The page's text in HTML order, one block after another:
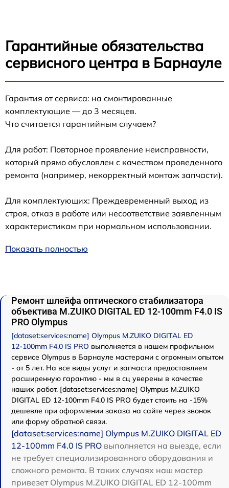
Гарантийные обязательства
сервисного центра в Барнауле
Гарантия от сервиса: на смонтированные
комплектующие — до 3 месяцев.
Что считается гарантийным случаем?
Для работ: Повторное проявление неисправности,
который прямо обусловлен с качеством проведенного
ремонта (например, некорректный монтаж запчасти).
Для комплектующих: Преждевременный выход из
строя, отказ в работе или несоответствие заявленным
характеристикам при нормальном использовании.
Показать полностью
Ремонт шлейфа оптического стабилизатора
объектива M.ZUIKO DIGITAL ED 12‑100mm F4.0 IS
PRO Olympus
[dataset:services:name] Olympus M.ZUIKO DIGITAL ED
12‑100mm F4.0 IS PRO выполняется в нашем профильном
сервисе Olympus в Барнауле мастерами с огромным опытом
- от 5 лет. На все виды услуг и запчасти предоставляем
расширенную гарантию - мы в сц уверены в качестве
наших работ. [dataset:services:name] Olympus M.ZUIKO
DIGITAL ED 12‑100mm F4.0 IS PRO будет стоить на -15%
дешевле при оформлении заказа на сайте через звонок
или форму обратной связи.
[dataset:services:name] Olympus M.ZUIKO DIGITAL ED
12‑100mm F4.0 IS PRO выполняется на выезде, если
не требует специализированного оборудования и
сложного ремонта. В таких случаях наш мастер
привезет Olympus M.ZUIKO DIGITAL ED 12‑100mm